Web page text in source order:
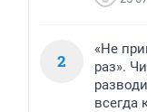
2
«Не
раз».
всегда